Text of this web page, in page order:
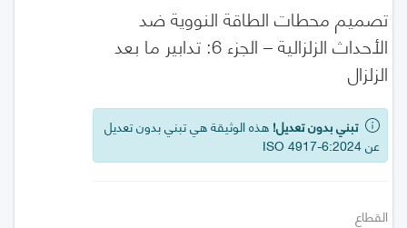
تصميم محطات الطاقة النووية ضد
الأحداث الزلزالية – الجزء 6: تدابير ما بعد
الزلزال
تبني بدون تعديل! هذه الوثيقة هي تبني بدون تعديل
عن ISO 4917-6:2024
القطاع